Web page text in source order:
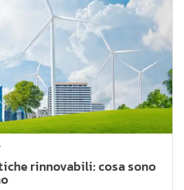
rinnovabili: cosa sono